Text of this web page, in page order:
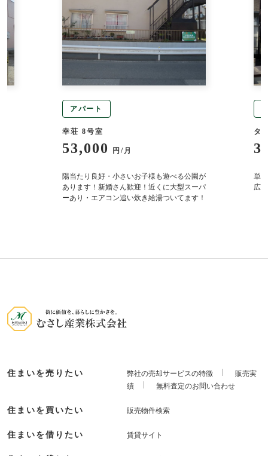
アパート
幸荘 8号室
53,000 円/月
陽当たり良好・小さいお子様も遊べる公園が
あります！新婚さん歓迎！近くに大型スーパ
ーあり・エアコン追い炊き給湯ついてます！
タ
単
広
住まいを売りたい 弊社の売却サービスの特徴
販売実
績
無料査定のお問い合わせ
住まいを買いたい 販売物件検索
住まいを借りたい 賃貸サイト